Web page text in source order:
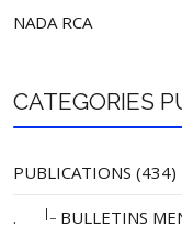
NADA RCA
CATEGORIES
PUBLICATIONS (434)
. |_ BULLETINS